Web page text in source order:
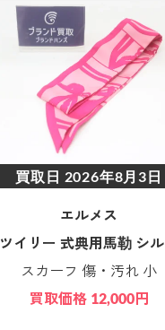
買取日 2026年8月3日
エルメス
ツイリー 式典用馬勒 シ
スカーフ 傷・汚れ 小
買取価格 12,000円